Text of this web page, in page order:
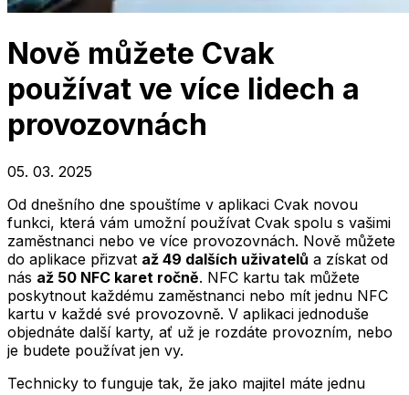
Nově můžete Cvak
používat ve více lidech a
provozovnách
05. 03. 2025
Od dnešního dne spouštíme v aplikaci Cvak novou
funkci, která vám umožní používat Cvak spolu s vašimi
zaměstnanci nebo ve více provozovnách. Nově můžete
do aplikace přizvat až 49 dalších uživatelů a získat od
nás až 50 NFC karet ročně. NFC kartu tak můžete
poskytnout každému zaměstnanci nebo mít jednu NFC
kartu v každé své provozovně. V aplikaci jednoduše
objednáte další karty, ať už je rozdáte provozním, nebo
je budete používat jen vy.
Technicky to funguje tak, že jako majitel máte jednu